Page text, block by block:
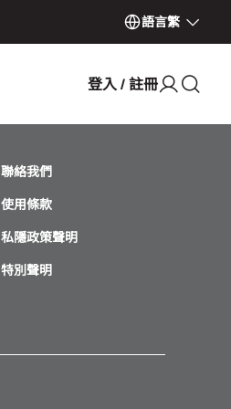
語言繁
登入 / 註冊
聯絡我們
使用條款
私隱政策聲明
特別聲明